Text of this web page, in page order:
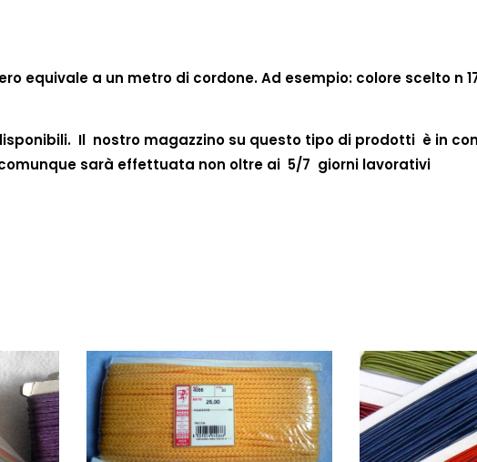
equivale a un metro di cordone. Ad esempio: colore scelto n
Il nostro magazzino su questo tipo di prodotti è in
sarà effettuata non oltre ai 5/7 giorni lavorativi